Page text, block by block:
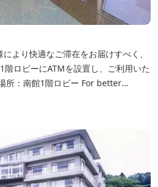
より快適なご滞在をお届けすべく、
ロビーにATMを設置し、ご利用いた
館1階ロビー For better
which includes cash dispenser will
1...